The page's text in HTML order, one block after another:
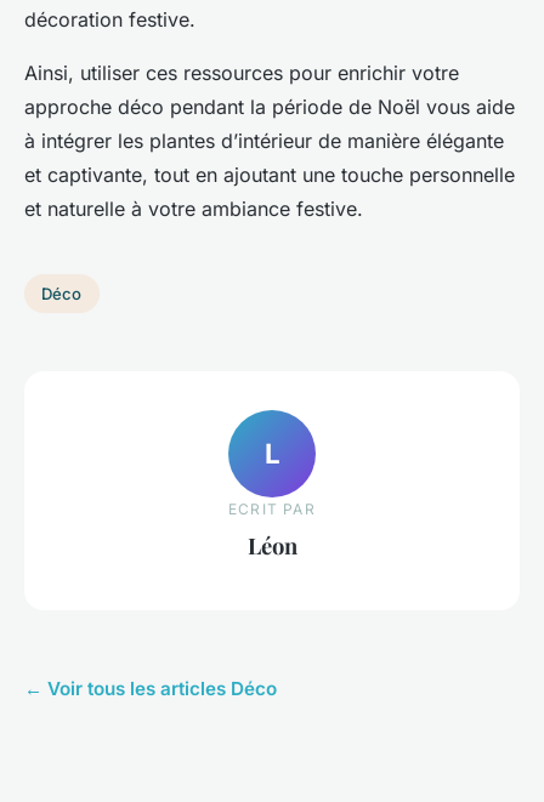
décoration festive.
Ainsi, utiliser ces ressources pour enrichir votre
approche déco pendant la période de Noël vous aide
à intégrer les plantes d’intérieur de manière élégante
et captivante, tout en ajoutant une touche personnelle
et naturelle à votre ambiance festive.
Déco
L
ECRIT PAR
Léon
← Voir tous les articles Déco